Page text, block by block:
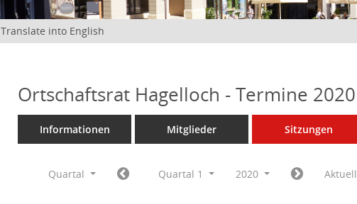
Translate into English
Ortschaftsrat Hagelloch - Termine 2020
Informationen Mitglieder Sitzungen
Quartal Quartal 1 2020 Aktuell